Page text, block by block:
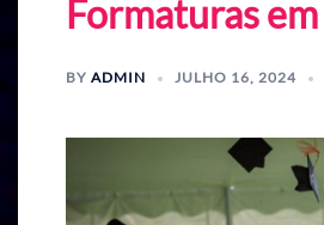
Formaturas
BY ADMIN JULHO 16, 2024